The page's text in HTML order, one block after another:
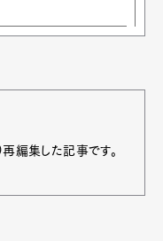
編集した記事です。